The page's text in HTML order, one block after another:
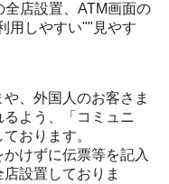
店設置、ATM画面の
用しやすい""見やす
、外国人のお客さま
よう、「コミュニ
おります。
けずに伝票等を記入
設置しておりま